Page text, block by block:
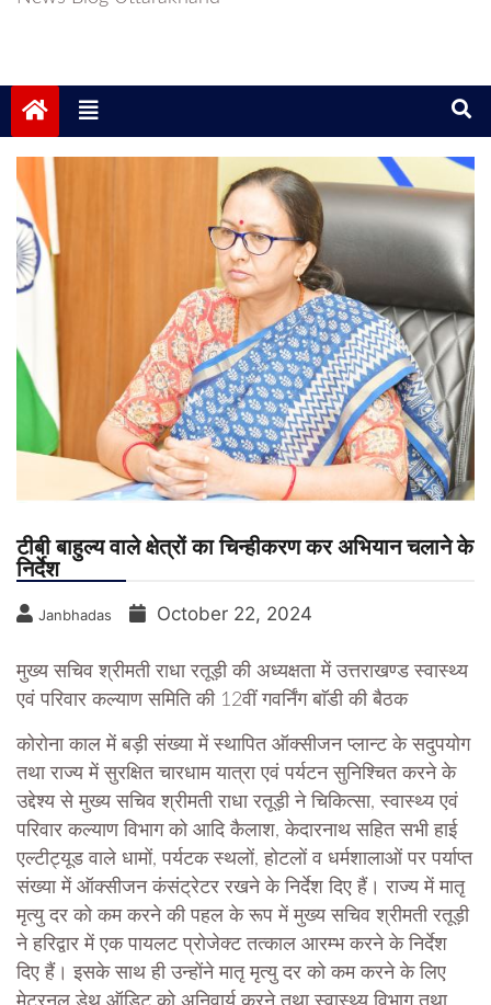
टीबी बाहुल्य वाले क्षेत्रों का चिन्हीकरण कर अभियान चलाने के
निर्देश
Janbhadas October 22, 2024
मुख्य सचिव श्रीमती राधा रतूड़ी की अध्यक्षता में उत्तराखण्ड स्वास्थ्य
एवं परिवार कल्याण समिति की 12वीं गवर्निंग बाॅडी की बैठक
कोरोना काल में बड़ी संख्या में स्थापित ऑक्सीजन प्लान्ट के सदुपयोग
तथा राज्य में सुरक्षित चारधाम यात्रा एवं पर्यटन सुनिश्चित करने के
उद्देश्य से मुख्य सचिव श्रीमती राधा रतूड़ी ने चिकित्सा, स्वास्थ्य एवं
परिवार कल्याण विभाग को आदि कैलाश, केदारनाथ सहित सभी हाई
एल्टीट्यूड वाले धामों, पर्यटक स्थलों, होटलों व धर्मशालाओं पर पर्याप्त
संख्या में ऑक्सीजन कंसंट्रेटर रखने के निर्देश दिए हैं। राज्य में मातृ
मृत्यु दर को कम करने की पहल के रूप में मुख्य सचिव श्रीमती रतूड़ी
ने हरिद्वार में एक पायलट प्रोजेक्ट तत्काल आरम्भ करने के निर्देश
दिए हैं। इसके साथ ही उन्होंने मातृ मृत्यु दर को कम करने के लिए